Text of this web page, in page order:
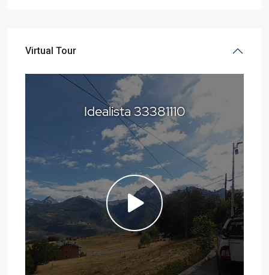
Virtual Tour